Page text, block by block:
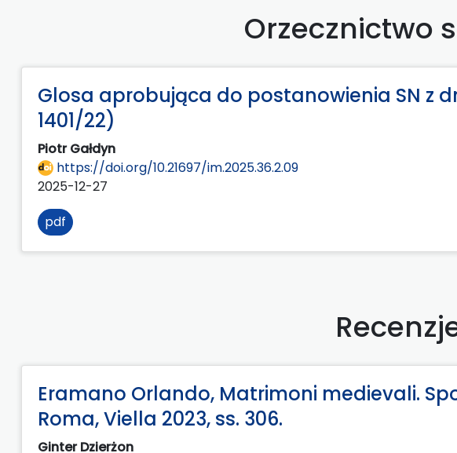
Orzecznictwo
Glosa aprobująca do postanowienia SN z
1401/22)
Piotr Gałdyn
https://doi.org/10.21697/im.2025.36.2.09
2025-12-27
pdf
Eramano Orlando, Matrimoni medievali.
Roma, Viella 2023, ss. 306.
Ginter Dzierżon